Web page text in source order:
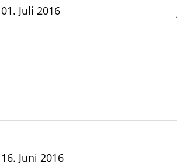
01. Juli 2016
16. Juni 2016